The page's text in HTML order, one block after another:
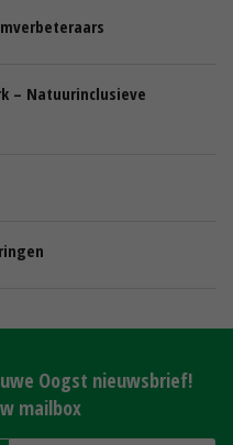
– Natuurinclusieve
Oogst nieuwsbrief!
mailbox